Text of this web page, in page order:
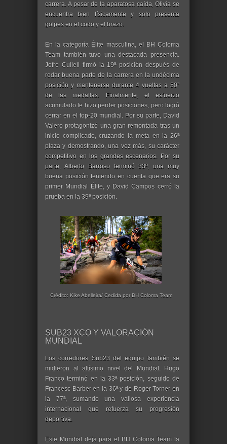
carrera. A pesar de la aparatosa caída, Olivia se
encuentra bien físicamente y solo presenta
golpes en el codo y el brazo.
En la categoría Élite masculina, el BH Coloma
Team también tuvo una destacada presencia.
Jofre Cullell firmó la 19ª posición después de
rodar buena parte de la carrera en la undécima
posición y mantenerse durante 4 vueltas a 50”
de las medallas. Finalmente, el esfuerzo
acumulado le hizo perder posiciones, pero logró
cerrar en el top-20 mundial. Por su parte, David
Valero protagonizó una gran remontada tras un
inicio complicado, cruzando la meta en la 26ª
plaza y demostrando, una vez más, su carácter
competitivo en los grandes escenarios. Por su
parte, Alberto Barroso terminó 33º, una muy
buena posición teniendo en cuenta que era su
primer Mundial Élite, y David Campos cerró la
prueba en la 39ª posición.
Crédito: Kike Abelleira/ Cedida por BH Coloma Team
SUB23 XCO Y VALORACIÓN
MUNDIAL
Los corredores Sub23 del equipo también se
midieron al altísimo nivel del Mundial. Hugo
Franco terminó en la 33ª posición, seguido de
Francesc Barber en la 36ª y de Roger Torner en
la 77ª, sumando una valiosa experiencia
internacional que refuerza su progresión
deportiva.
Este Mundial deja para el BH Coloma Team la